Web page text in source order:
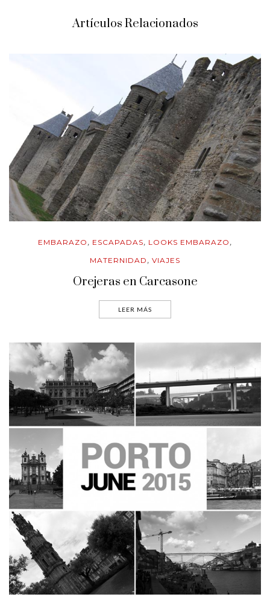
Artículos Relacionados
EMBARAZO , ESCAPADAS, LOOKS EMBARAZO ,
MATERNIDAD , VIAJES
Orejeras en Carcasone
LEER MÁS